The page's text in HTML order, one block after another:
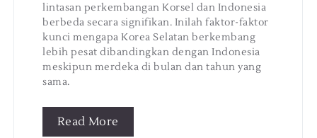
lintasan perkembangan Korsel dan Indonesia
berbeda secara signifikan. Inilah faktor-faktor
kunci mengapa Korea Selatan berkembang
lebih pesat dibandingkan dengan Indonesia
meskipun merdeka di bulan dan tahun yang
sama.
Read More